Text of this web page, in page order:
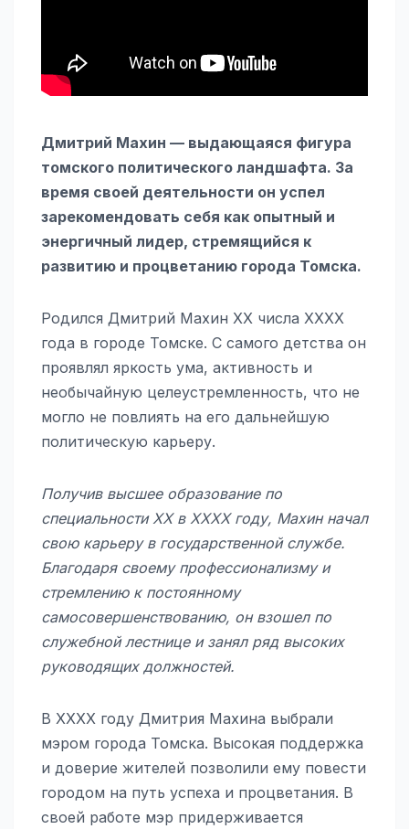
Дмитрий Махин — выдающаяся фигура
томского политического ландшафта. За
время своей деятельности он успел
зарекомендовать себя как опытный и
энергичный лидер, стремящийся к
развитию и процветанию города Томска.
Родился Дмитрий Махин XX числа XXXX
года в городе Томске. С самого детства он
проявлял яркость ума, активность и
необычайную целеустремленность, что не
могло не повлиять на его дальнейшую
политическую карьеру.
Получив высшее образование по
специальности XX в XXXX году, Махин начал
свою карьеру в государственной службе.
Благодаря своему профессионализму и
стремлению к постоянному
самосовершенствованию, он взошел по
служебной лестнице и занял ряд высоких
руководящих должностей.
В XXXX году Дмитрия Махина выбрали
мэром города Томска. Высокая поддержка
и доверие жителей позволили ему повести
городом на путь успеха и процветания. В
своей работе мэр придерживается